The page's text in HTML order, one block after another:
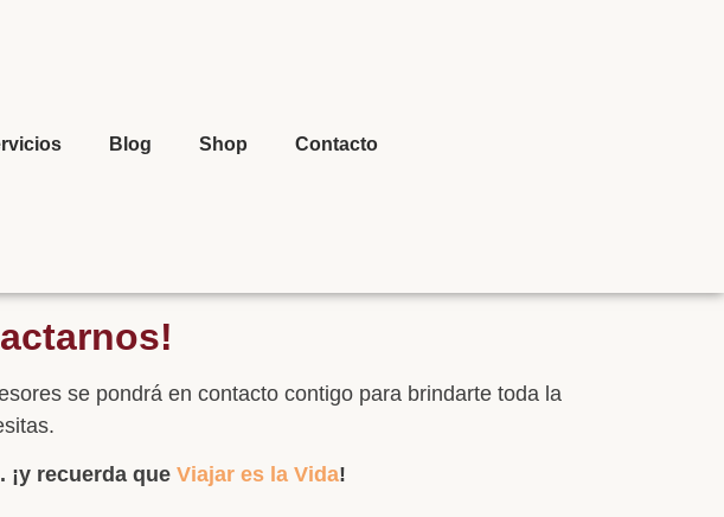
Blog Shop Contacto
se pondrá en contacto contigo para brindarte toda la
recuerda que Viajar es la Vida!